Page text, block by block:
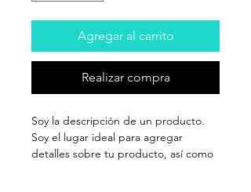
Agregar al carrito
Realizar compra
Soy la descripción de un producto.
Soy el lugar ideal para agregar
detalles sobre tu producto, así como